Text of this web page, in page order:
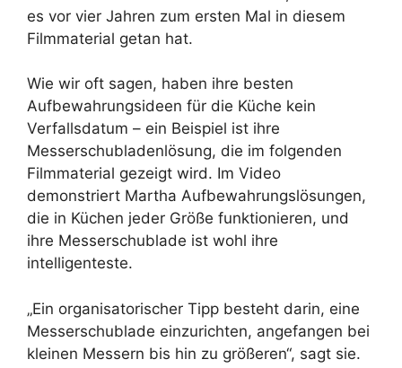
es vor vier Jahren zum ersten Mal in diesem
Filmmaterial getan hat.
Wie wir oft sagen, haben ihre besten
Aufbewahrungsideen für die Küche kein
Verfallsdatum – ein Beispiel ist ihre
Messerschubladenlösung, die im folgenden
Filmmaterial gezeigt wird. Im Video
demonstriert Martha Aufbewahrungslösungen,
die in Küchen jeder Größe funktionieren, und
ihre Messerschublade ist wohl ihre
intelligenteste.
„Ein organisatorischer Tipp besteht darin, eine
Messerschublade einzurichten, angefangen bei
kleinen Messern bis hin zu größeren“, sagt sie.